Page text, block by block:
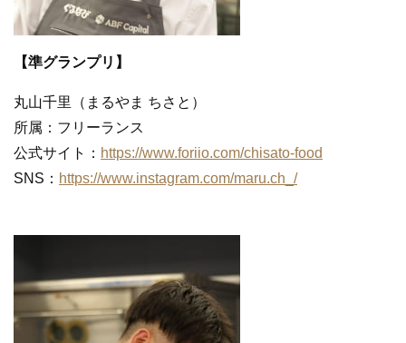
【準グランプリ】
丸山千里（まるやま ちさと）
所属：フリーランス
公式サイト： https://www.foriio.com/chisato-food
SNS： https://www.instagram.com/maru.ch_/